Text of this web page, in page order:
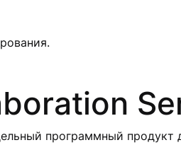
программный продукт